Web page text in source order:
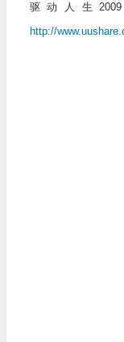
驱动人生
http://